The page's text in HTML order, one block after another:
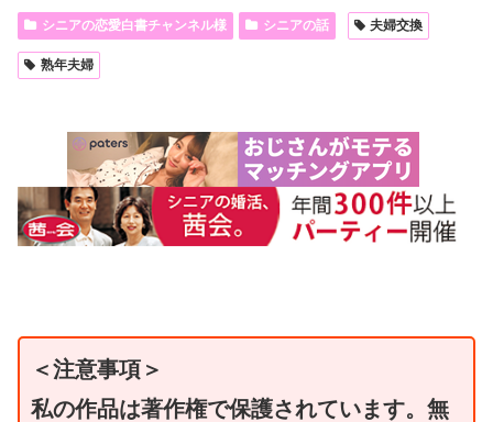
シニアの恋愛白書チャンネル様 シニアの話 夫婦交換
熟年夫婦
＜注意事項＞
私の作品は著作権で保護されています。無